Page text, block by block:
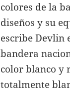
colores de la
diseños y su
escribe Devlin
bandera
color blanco y
totalmente